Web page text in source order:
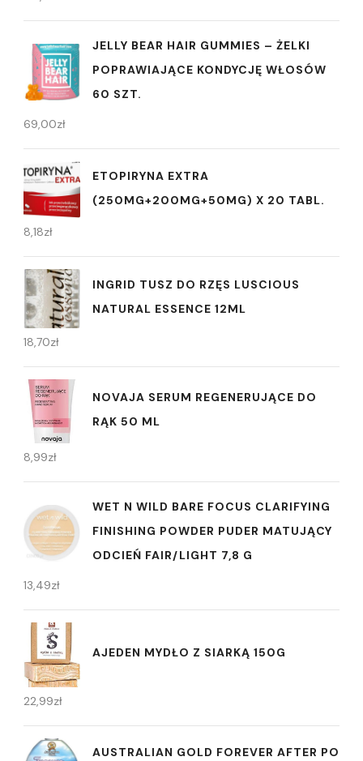
JELLY BEAR HAIR GUMMIES – ŻELKI
POPRAWIAJĄCE KONDYCJĘ WŁOSÓW
60 SZT.
69,00zł
ETOPIRYNA EXTRA
(250MG+200MG+50MG) X 20 TABL.
8,18zł
INGRID TUSZ DO RZĘS LUSCIOUS
NATURAL ESSENCE 12ML
18,70zł
NOVAJA SERUM REGENERUJĄCE DO
RĄK 50 ML
8,99zł
WET N WILD BARE FOCUS CLARIFYING
FINISHING POWDER PUDER MATUJĄCY
ODCIEŃ FAIR/LIGHT 7,8 G
13,49zł
AJEDEN MYDŁO Z SIARKĄ 150G
22,99zł
AUSTRALIAN GOLD FOREVER AFTER PO